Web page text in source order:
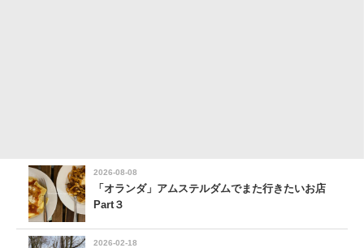
2026-08-08
「オランダ」アムステルダムでまた行きたいお店
Part３
2026-02-18